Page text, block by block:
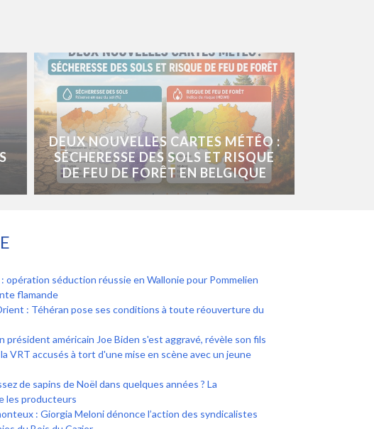
DEUX NOUVELLES CARTES MÉTÉO :
SÉCHERESSE DES SOLS ET RISQUE
DE FEU DE FORÊT EN BELGIQUE
opération séduction réussie en Wallonie pour Pommelien
flamande
: Téhéran pose ses conditions à toute réouverture du
président américain Joe Biden s'est aggravé, révèle son fils
VRT accusés à tort d'une mise en scène avec un jeune
de sapins de Noël dans quelques années ? La
les producteurs
: Giorgia Meloni dénonce l’action des syndicalistes